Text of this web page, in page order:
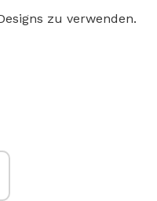
zu verwenden.